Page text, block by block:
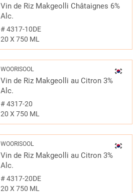
Vin de Riz Makgeolli Châtaignes 6%
Alc.
#4317-10DE
20 X 750 ML
WOORISOOL
Vin de Riz Makgeolli au Citron 3%
Alc.
#4317-20
20 X 750 ML
WOORISOOL
Vin de Riz Makgeolli au Citron 3%
Alc.
#4317-20DE
20 X 750 ML